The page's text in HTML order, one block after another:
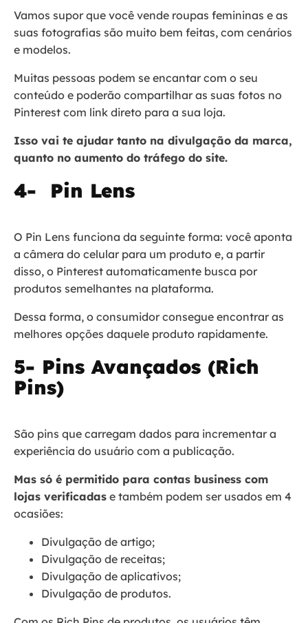
Vamos supor que você vende roupas femininas e as
suas fotografias são muito bem feitas, com cenários
e modelos.
Muitas pessoas podem se encantar com o seu
conteúdo e poderão compartilhar as suas fotos no
Pinterest com link direto para a sua loja.
Isso vai te ajudar tanto na divulgação da marca,
quanto no aumento do tráfego do site.
4- Pin Lens
O Pin Lens funciona da seguinte forma: você aponta
a câmera do celular para um produto e, a partir
disso, o Pinterest automaticamente busca por
produtos semelhantes na plataforma.
Dessa forma, o consumidor consegue encontrar as
melhores opções daquele produto rapidamente.
5- Pins Avançados (Rich
Pins)
São pins que carregam dados para incrementar a
experiência do usuário com a publicação.
Mas só é permitido para contas business com
lojas verificadas e também podem ser usados em 4
ocasiões:
Divulgação de artigo;
Divulgação de receitas;
Divulgação de aplicativos;
Divulgação de produtos.